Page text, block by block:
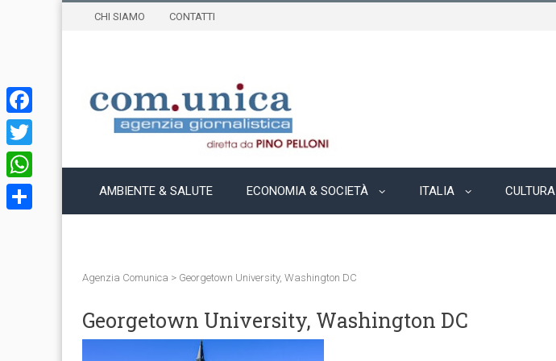
CHI SIAMO CONTATTI
AMBIENTE & SALUTE ECONOMIA & SOCIETÀ ITALIA CULTURA
Agenzia Comunica > Georgetown University, Washington DC
Georgetown University, Washington DC
Facebook
Twitter
WhatsApp